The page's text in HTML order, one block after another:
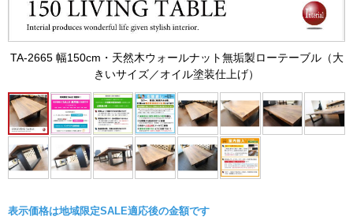
TA-2665 幅150cm・天然木ウォールナット無垢製ローテーブル（大
きいサイズ／オイル塗装仕上げ）
表示価格は地域限定SALE適応後の金額です